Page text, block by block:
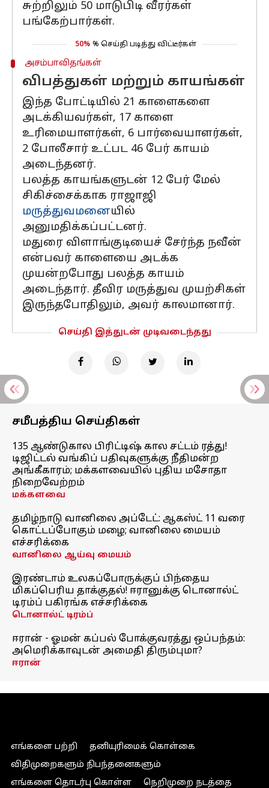
சுற்றிலும் 50 மாடுபிடி வீரர்கள்
பங்கேற்பார்கள்.
50% % செய்தி படித்து விட்டீர்கள்
அசம்பாவிதங்கள்
விபத்துகள் மற்றும் காயங்கள்
இந்த போட்டியில் 21 காளைகளை
அடக்கியவர்கள், 17 காளை
உரிமையாளர்கள், 6 பார்வையாளர்கள்,
2 போலீசார் உட்பட 46 பேர் காயம்
அடைந்தனர்.
பலத்த காயங்களுடன் 12 பேர் மேல்
சிகிச்சைக்காக ராஜாஜி
மருத்துவமனையில்
அனுமதிக்கப்பட்டனர்.
மதுரை விளாங்குடியைச் சேர்ந்த நவீன்
என்பவர் காளையை அடக்க
முயன்றபோது பலத்த காயம்
அடைந்தார். தீவிர மருத்துவ முயற்சிகள்
இருந்தபோதிலும், அவர் காலமானார்.
செய்தி இத்துடன் முடிவடைந்தது
சமீபத்திய செய்திகள்
135 ஆண்டுகால பிரிட்டிஷ் கால சட்டம் ரத்து!
டிஜிட்டல் வங்கிப் பதிவுகளுக்கு நீதிமன்ற
அங்கீகாரம்; மக்களவையில் புதிய மசோதா
நிறைவேற்றம்
மக்களவை
தமிழ்நாடு வானிலை அப்டேட்: ஆகஸ்ட் 11 வரை
கொட்டப்போகும் மழை; வானிலை மையம்
எச்சரிக்கை
வானிலை ஆய்வு மையம்
இரண்டாம் உலகப்போருக்குப் பிந்தைய
மிகப்பெரிய தாக்குதல்! ஈரானுக்கு டொனால்ட்
டிரம்ப் பகிரங்க எச்சரிக்கை
டொனால்ட் டிரம்ப்
ஈரான் - ஓமன் கப்பல் போக்குவரத்து ஒப்பந்தம்:
அமெரிக்காவுடன் அமைதி திரும்புமா?
ஈரான்
எங்களை பற்றி
தனியுரிமைக் கொள்கை
விதிமுறைகளும் நிபந்தனைகளும்
எங்களை தொடர்பு கொள்ள
நெறிமுறை நடத்தை